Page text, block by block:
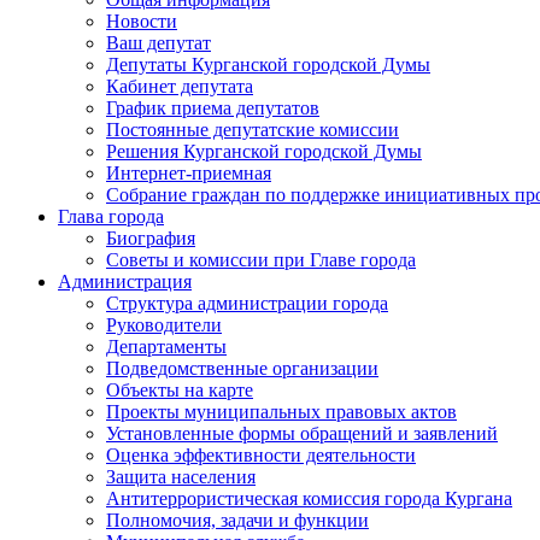
Новости
Ваш депутат
Депутаты Курганской городской Думы
Кабинет депутата
График приема депутатов
Постоянные депутатские комиссии
Решения Курганской городской Думы
Интернет-приемная
Собрание граждан по поддержке инициативных
Глава города
Биография
Советы и комиссии при Главе города
Администрация
Структура администрации города
Руководители
Департаменты
Подведомственные организации
Объекты на карте
Проекты муниципальных правовых актов
Установленные формы обращений и заявлений
Оценка эффективности деятельности
Защита населения
Антитеррористическая комиссия города Кургана
Полномочия, задачи и функции